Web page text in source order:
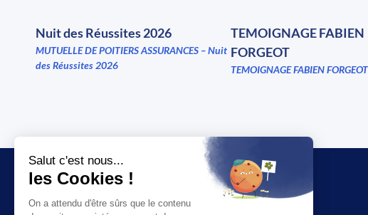
Nuit des Réussites 2026
MUTUELLE DE POITIERS ASSURANCES – Nuit
des Réussites 2026
TEMOIGNAGE FABIEN
FORGEOT
TEMOIGNAGE FABIEN FORGEOT
JT